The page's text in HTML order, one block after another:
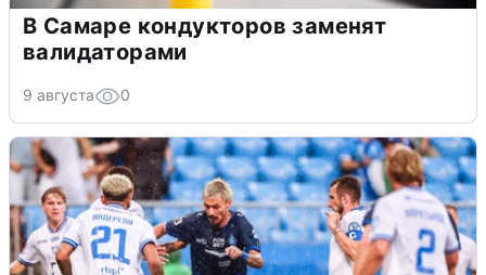
В Самаре кондукторов заменят
валидаторами
9 августа 0